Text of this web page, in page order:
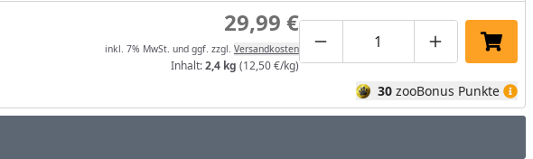
29,99 €
inkl. 7% MwSt. und ggf. zzgl. Versandkosten
Inhalt:2,4 kg (12,50 €/kg)
Produktmenge um eins
Produktmenge In
30 zooBonus Punkte